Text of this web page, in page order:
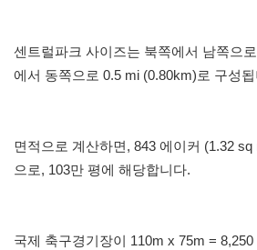
센트럴파크 사이즈는 북쪽에서 남쪽으
에서 동쪽으로 0.5 mi (0.80km)로 구성
면적으로 계산하면, 843 에이커 (1.32
으로, 103만 평에 해당합니다.
국제 축구경기장이 110m x 75m =